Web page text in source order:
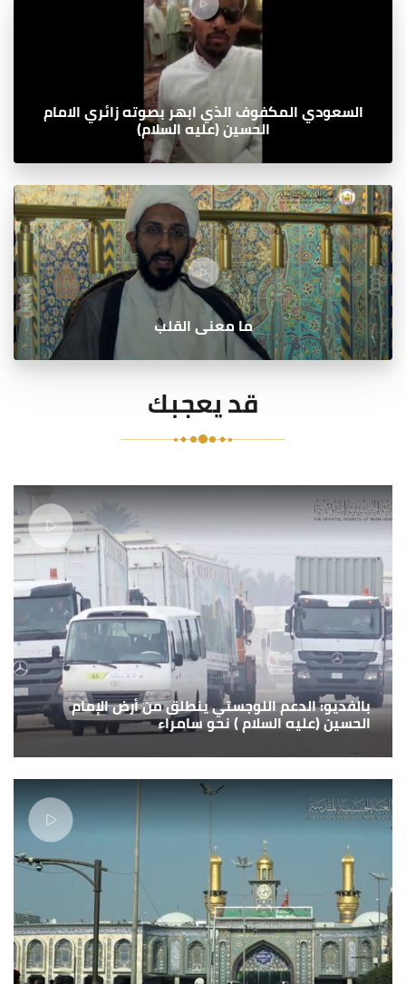
السعودي المكفوف الذي ابهر بصوته زائري الامام
الحسين (عليه السلام)
ما معنى القلب
قد يعجبك
بالفديو: الدعم اللوجستي ينطلق من أرض الإمام
الحسين (عليه السلام ) نحو سامراء